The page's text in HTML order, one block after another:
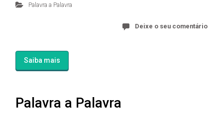
Palavra a Palavra
Deixe o seu comentário
Saiba mais
Palavra a Palavra